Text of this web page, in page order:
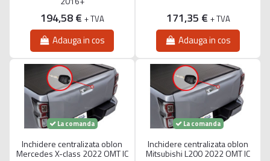
194,58 € + TVA
Adauga in cos
171,35 € + TVA
Adauga in cos
La comanda
Inchidere centralizata oblon
Mercedes X-class 2022 OMT IC
La comanda
Inchidere centralizata oblon
Mitsubishi L200 2022 OMT IC